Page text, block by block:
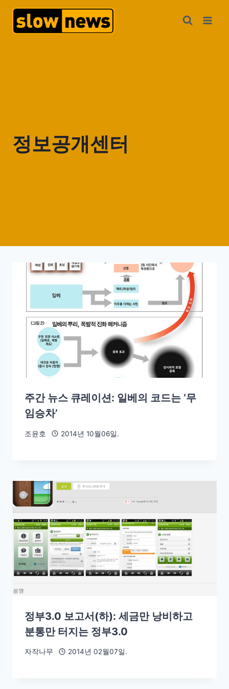
정보공개센터
주간 뉴스 큐레이션: 일베의 코드는 ‘무
임승차’
조윤호 2014년 10월06일.
정부3.0 보고서(하): 세금만 낭비하고
분통만 터지는 정부3.0
자작나무 2014년 02월07일.